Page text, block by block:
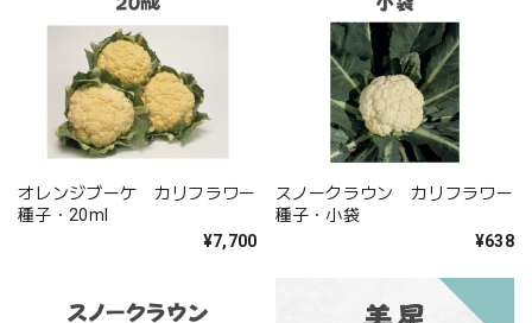
オレンジブーケ カリフラワー
種子・20ml
¥7,700
スノークラウン カリフラワー
種子・小袋
¥638